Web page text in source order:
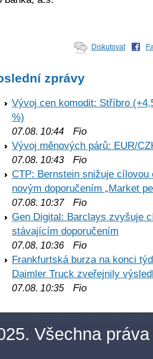
Diskutovat
zprávy
Vývoj cen komodit: Stříbro
%)
07.08. 10:44 Fio
Vývoj měnových párů: EUR/
07.08. 10:43 Fio
CTP: Bernstein snižuje
novým doporučením „Market
07.08. 10:37Fio
Gen Digital: Barclays zvyšuje
stávajícím doporučením
07.08. 10:36 Fio
Frankfurtská burza na konci
Daimler Truck zveřejnily
07.08. 10:35 Fio
Všechna práva